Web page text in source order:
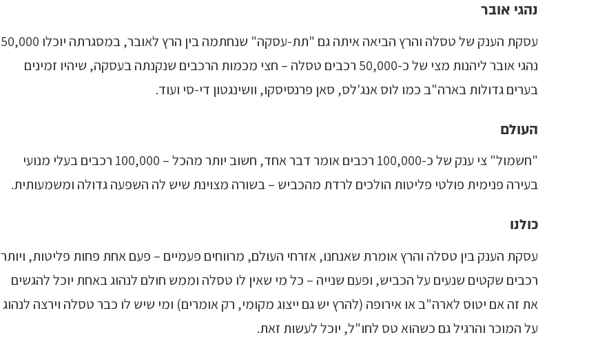
נהגי אובר
עסקת הענק של טסלה והרץ הביאה איתה גם "תת-עסקה" שנחתמה בין הרץ לאובר, במסגרתה יוכלו 50,000
נהגי אובר ליהנות מצי של כ-50,000 רכבים טסלה – חצי מכמות הרכבים שנקנתה בעסקה, שיהיו זמינים
בערים גדולות בארה"ב כמו לוס אנג'לס, סאן פרנסיסקו, וושינגטון די-סי ועוד.
העולם
"חשמול" צי ענק של כ-100,000 רכבים אומר דבר אחד, חשוב יותר מהכל – 100,000 רכבים בעלי מנועי
בעירה פנימית פולטי פליטות הולכים לרדת מהכביש – בשורה מצוינת שיש לה השפעה גדולה ומשמעותית.
כולנו
עסקת הענק בין טסלה והרץ אומרת שאנחנו, אזרחי העולם, מרווחים פעמיים – פעם אחת פחות פליטות, ויותר
רכבים שקטים שנעים על הכביש, ופעם שנייה – כל מי שאין לו טסלה וממש חולם לנהוג באחת יוכל להגשים
את זה אם יטוס לארה"ב או אירופה (להרץ יש גם ייצוג מקומי, רק אומרים) ומי שיש לו כבר טסלה וירצה לנהוג
על המוכר והרגיל גם כשהוא טס לחו"ל, יוכל לעשות זאת.